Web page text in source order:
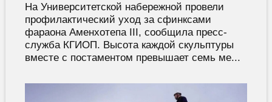
На Университетской набережной провели
профилактический уход за сфинксами
фараона Аменхотепа III, сообщила пресс-
служба КГИОП. Высота каждой скульптуры
вместе с постаментом превышает семь ме...